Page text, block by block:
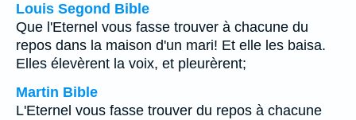
Louis Segond Bible
Que l'Eternel vous fasse trouver à chacune du
repos dans la maison d'un mari! Et elle les baisa.
Elles élevèrent la voix, et pleurèrent;
Martin Bible
L'Eternel vous fasse trouver du repos à chacune